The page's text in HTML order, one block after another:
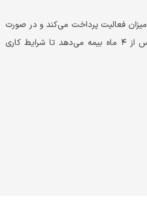
میزان فعالیت پرداخت می‌کند و در صورت
عملکرد و رفتار مناسب با بیماران، پس از ۴ ماه بیمه می‌دهد تا شرایط کاری